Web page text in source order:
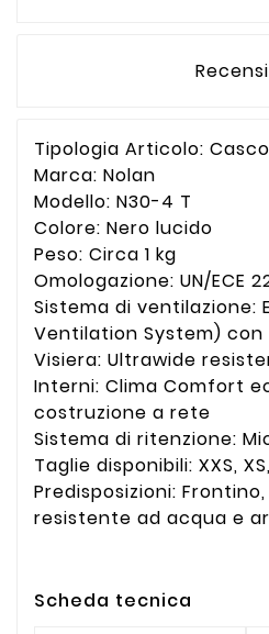
Tipologia Articolo:
Marca: Nolan
Modello: N30-4 T
Colore: Nero lucido
Peso: Circa 1 kg
Omologazione: UN/ECE
Sistema di ventilazione:
Ventilation System) con
Visiera: Ultrawide
Interni: Clima Comfort
costruzione a rete
Sistema di ritenzione:
Taglie disponibili: XXS, XS,
Predisposizioni:
resistente ad acqua e
Scheda tecnica